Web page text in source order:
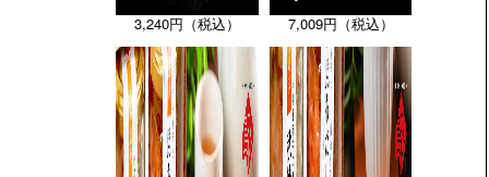
3,240円（税込） 7,009円（税込）